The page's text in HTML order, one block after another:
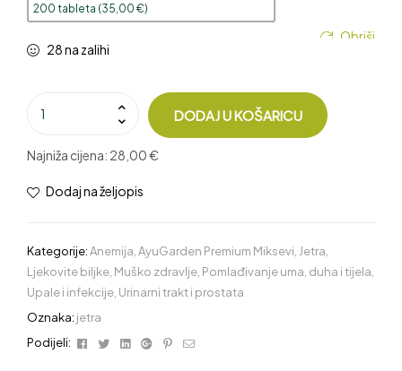
200 tableta (35,00 €)
Obriši
28 na zalihi
DODAJ U KOŠARICU
Najniža cijena: 28,00 €
Dodaj na željopis
Kategorije:Anemija AyuGarden Premium Miksevi Jetra
Ljekovite biljke Muško zdravlje Pomlađivanje uma, duha i tijela
Upale i infekcije Urinarni trakt i prostata
Oznaka: jetra
Podijeli:
Facebook
TwitterLinkedinGoogle+Pinterest
Email